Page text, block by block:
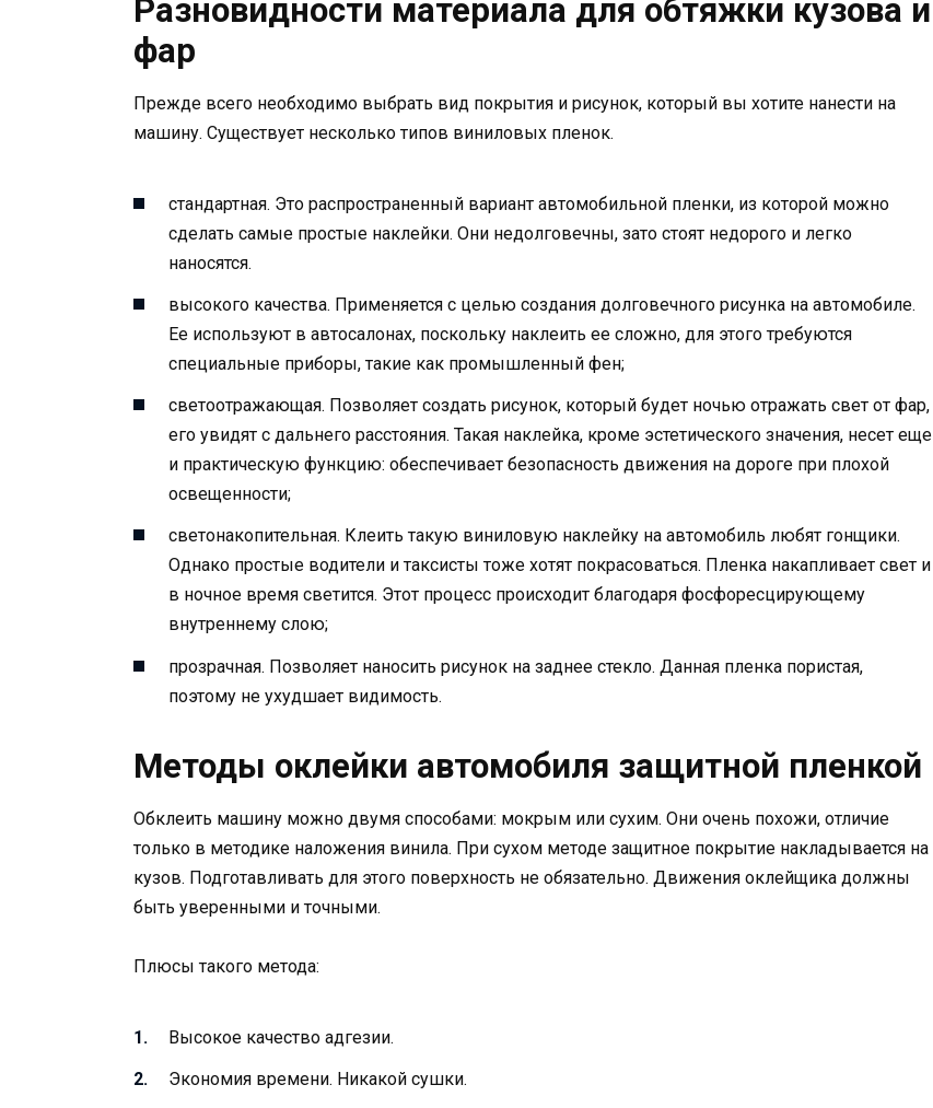
Разновидности материала для обтяжки кузова и
фар
Прежде всего необходимо выбрать вид покрытия и рисунок, который вы хотите нанести на
машину. Существует несколько типов виниловых пленок.
стандартная. Это распространенный вариант автомобильной пленки, из которой можно
сделать самые простые наклейки. Они недолговечны, зато стоят недорого и легко
наносятся.
высокого качества. Применяется с целью создания долговечного рисунка на автомобиле.
Ее используют в автосалонах, поскольку наклеить ее сложно, для этого требуются
специальные приборы, такие как промышленный фен;
светоотражающая. Позволяет создать рисунок, который будет ночью отражать свет от фар,
его увидят с дальнего расстояния. Такая наклейка, кроме эстетического значения, несет еще
и практическую функцию: обеспечивает безопасность движения на дороге при плохой
освещенности;
светонакопительная. Клеить такую виниловую наклейку на автомобиль любят гонщики.
Однако простые водители и таксисты тоже хотят покрасоваться. Пленка накапливает свет и
в ночное время светится. Этот процесс происходит благодаря фосфоресцирующему
внутреннему слою;
прозрачная. Позволяет наносить рисунок на заднее стекло. Данная пленка пористая,
поэтому не ухудшает видимость.
Методы оклейки автомобиля защитной пленкой
Обклеить машину можно двумя способами: мокрым или сухим. Они очень похожи, отличие
только в методике наложения винила. При сухом методе защитное покрытие накладывается на
кузов. Подготавливать для этого поверхность не обязательно. Движения оклейщика должны
быть уверенными и точными.
Плюсы такого метода:
Высокое качество адгезии.
Экономия времени. Никакой сушки.